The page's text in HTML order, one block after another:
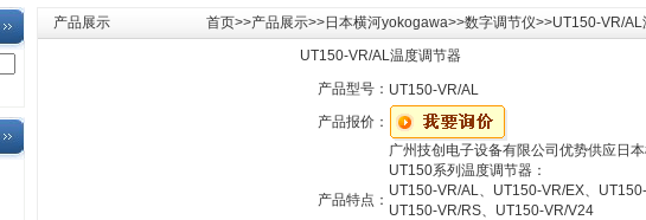
产品展示 首页>>产品展示>>日本横河yokogawa>>数字调节仪>>UT150-VR/AL
UT150-VR/AL温度调节器
产品型号： UT150-VR/AL
产品报价：
产品特点：
广州技创电子设备有限公司优势供应日
UT150系列温度调节器：
UT150-VR/AL、UT150-VR/EX、UT150-
UT150-VR/RS、UT150-VR/V24